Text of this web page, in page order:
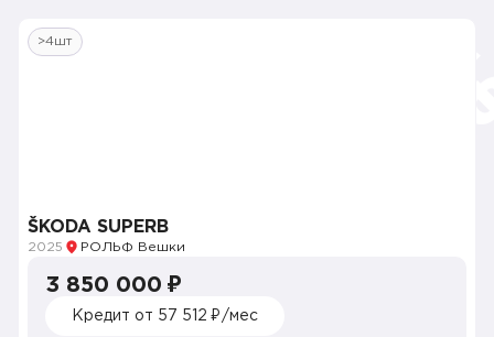
>4шт
ŠKODA SUPERB
2025 РОЛЬФ Вешки
3 850 000 ₽
Кредит от 57 512 ₽/мес